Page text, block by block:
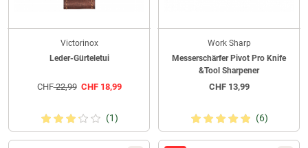
Victorinox
Leder-Gürteletui
CHF22,99 CHF18,99
(1)
Work Sharp
Messerschärfer Pivot Pro Knife
&Tool Sharpener
CHF13,99
(6)